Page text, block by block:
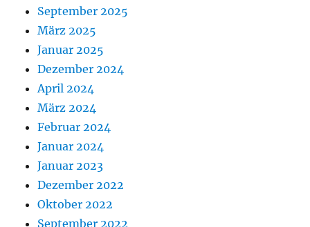
September 2025
März 2025
Januar 2025
Dezember 2024
April 2024
März 2024
Februar 2024
Januar 2024
Januar 2023
Dezember 2022
Oktober 2022
September 2022